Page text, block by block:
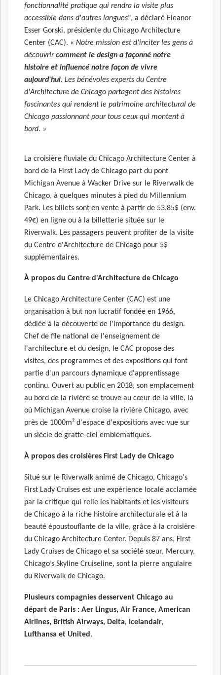
fonctionnalité pratique qui rendra la visite plus
accessible dans d'autres langues", a déclaré Eleanor
Esser Gorski, présidente du Chicago Architecture
Center (CAC). « Notre mission est d'inciter les gens à
découvrircomment le design a façonné notre
histoire et influencé notre façon de vivre
aujourd'hui. Les bénévoles experts du Centre
d'Architecture de Chicago partagent des histoires
fascinantes qui rendent le patrimoine architectural de
Chicago passionnant pour tous ceux qui montent à
bord. »
La croisière fluviale du Chicago Architecture Center à
bord de la First Lady de Chicago part du pont
Michigan Avenue à Wacker Drive sur le Riverwalk de
Chicago, à quelques minutes à pied du Millennium
Park. Les billets sont en vente à partir de 53,85$ (env.
49€) en ligne ou à la billetterie située sur le
Riverwalk. Les passagers peuvent profiter de la visite
du Centre d'Architecture de Chicago pour 5$
supplémentaires.
À propos du Centre d'Architecture de Chicago
Le Chicago Architecture Center (CAC) est une
organisation à but non lucratif fondée en 1966,
dédiée à la découverte de l’importance du design.
Chef de file national de l'enseignement de
l'architecture et du design, le CAC propose des
visites, des programmes et des expositions qui font
partie d'un parcours dynamique d'apprentissage
continu. Ouvert au public en 2018, son emplacement
au bord de la rivière se trouve au cœur de la ville, là
où Michigan Avenue croise la rivière Chicago, avec
près de 1000m² d'espace d'expositions avec vue sur
un siècle de gratte-ciel emblématiques.
À propos des croisières First Lady de Chicago
Situé sur le Riverwalk animé de Chicago, Chicago's
First Lady Cruises est une expérience locale acclamée
par la critique qui relie les habitants et les visiteurs
de Chicago à la riche histoire architecturale et à la
beauté époustouflante de la ville, grâce à la croisière
du Chicago Architecture Center. Depuis 87 ans, First
Lady Cruises de Chicago et sa société sœur, Mercury,
Chicago’s Skyline Cruiseline, sont la pierre angulaire
du Riverwalk de Chicago.
Plusieurs compagnies desservent Chicago au
départ de Paris : Aer Lingus, Air France, American
Airlines, British Airways, Delta, Icelandair,
Lufthansa et United.